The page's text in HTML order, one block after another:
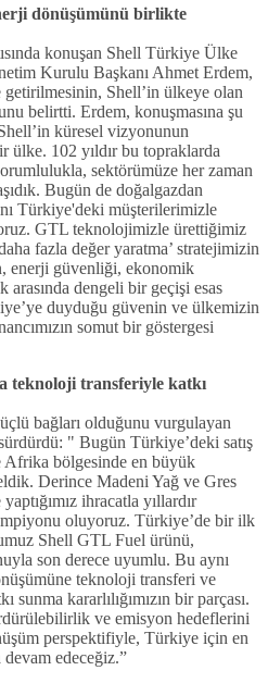
dönüşümünü birlikte
konuşan Shell Türkiye Ülke
Kurulu Başkanı Ahmet Erdem,
Shell’in ülkeye olan
belirtti. Erdem, konuşmasına şu
küresel vizyonunun
ülke. 102 yıldır bu topraklarda
sektörümüze her zaman
Bugün de doğalgazdan
Türkiye'deki müşterilerimizle
GTL teknolojimizle ürettiğimiz
fazla değer yaratma’ stratejimizin
enerji güvenliği, ekonomik
dengeli bir geçişi esas
duyduğu güvenin ve ülkemizin
somut bir göstergesi
teknoloji transferiyle katkı
bağları olduğunu vurgulayan
" Bugün Türkiye’deki satış
Afrika bölgesinde en büyük
Derince Madeni Yağ ve Gres
ihracatla yıllardır
oluyoruz. Türkiye’de bir ilk
Shell GTL Fuel ürünü,
son derece uyumlu. Bu aynı
teknoloji transferi ve
kararlılığımızın bir parçası.
ve emisyon hedeflerini
perspektifiyle, Türkiye için en
edeceğiz.”